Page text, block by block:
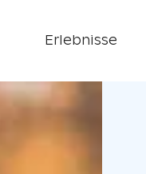
Erlebnisse